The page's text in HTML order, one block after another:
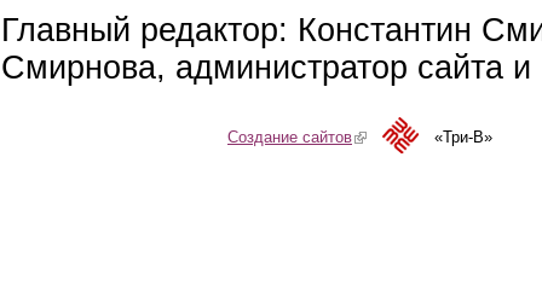
Главный редактор: Константин
Смирнова, администратор сайта
Создание сайтов(link is external)«Три-В»